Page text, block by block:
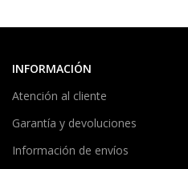
INFORMACIÓN
Atención al cliente
Garantía y devoluciones
Información de envíos